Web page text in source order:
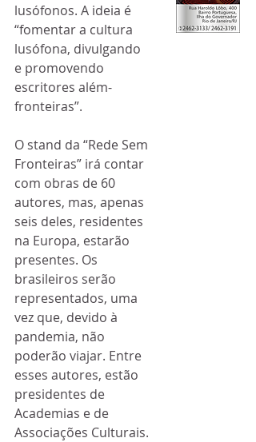
lusófonos. A ideia é
“fomentar a cultura
lusófona, divulgando
e promovendo
escritores além-
fronteiras”.
O stand da “Rede Sem
Fronteiras” irá contar
com obras de 60
autores, mas, apenas
seis deles, residentes
na Europa, estarão
presentes. Os
brasileiros serão
representados, uma
vez que, devido à
pandemia, não
poderão viajar. Entre
esses autores, estão
presidentes de
Academias e de
Associações Culturais.